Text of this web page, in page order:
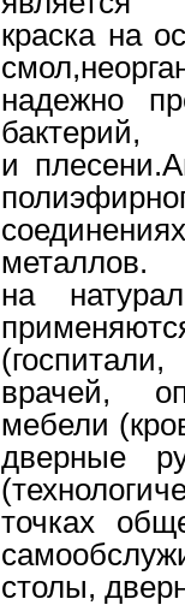
краска на
надежно
и
на
врачей,
мебели
дверные
точках
столы,